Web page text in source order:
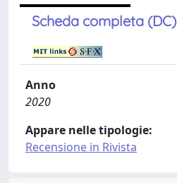
Scheda completa (DC)
Anno
2020
Appare nelle tipologie:
Recensione in Rivista